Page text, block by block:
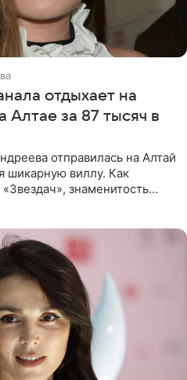
отдыхает на
Алтае за 87 тысяч в
отправилась на Алтай
шикарную виллу. Как
знаменитость